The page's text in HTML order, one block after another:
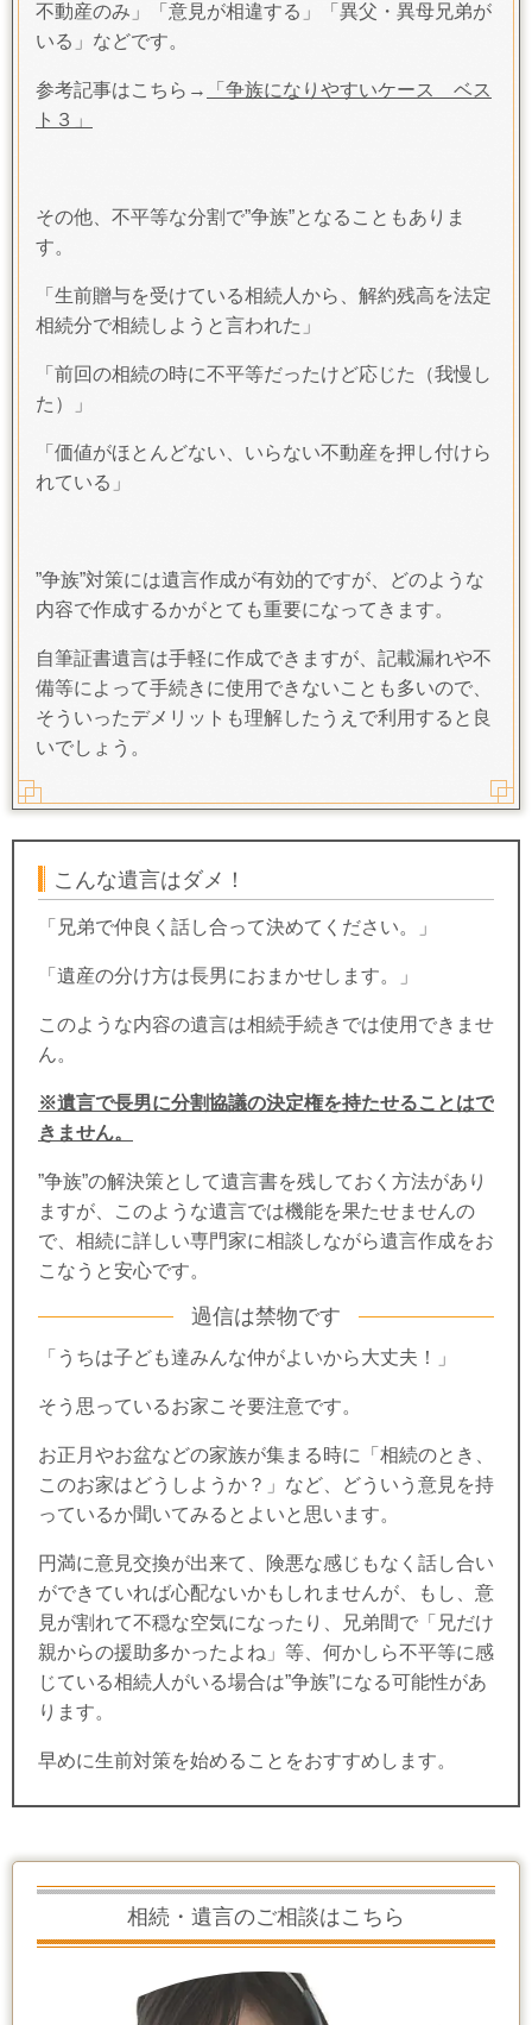
不動産のみ」「意見が相違する」「異父・異母兄弟が
いる」などです。
参考記事はこちら→
「争族になりやすいケース ベス
ト３」
その他、不平等な分割で”争族”となることもありま
す。
「生前贈与を受けている相続人から、解約残高を法定
相続分で相続しようと言われた」
「前回の相続の時に不平等だったけど応じた（我慢し
た）」
「価値がほとんどない、いらない不動産を押し付けら
れている」
”争族”対策には遺言作成が有効的ですが、どのような
内容で作成するかがとても重要になってきます。
自筆証書遺言は手軽に作成できますが、記載漏れや不
備等によって手続きに使用できないことも多いので、
そういったデメリットも理解したうえで利用すると良
いでしょう。
こんな遺言はダメ！
「兄弟で仲良く話し合って決めてください。」
「遺産の分け方は長男におまかせします。」
このような内容の遺言は相続手続きでは使用できませ
ん。
※遺言で長男に分割協議の決定権を持たせることはで
きません。
”争族”の解決策として遺言書を残しておく方法があり
ますが、このような遺言では機能を果たせませんの
で、相続に詳しい専門家に相談しながら遺言作成をお
こなうと安心です。
過信は禁物です
「うちは子ども達みんな仲がよいから大丈夫！」
そう思っているお家こそ要注意です。
お正月やお盆などの家族が集まる時に「相続のとき、
このお家はどうしようか？」など、どういう意見を持
っているか聞いてみるとよいと思います。
円満に意見交換が出来て、険悪な感じもなく話し合い
ができていれば心配ないかもしれませんが、
もし、意
見が割れて不穏な空気になったり、兄弟間で「兄だけ
親からの援助多かったよね」等、何かしら不平等に感
じている相続人がいる場合は”争族”になる可能性があ
ります。
早めに生前対策を始めることをおすすめします。
相続・遺言のご相談はこちら